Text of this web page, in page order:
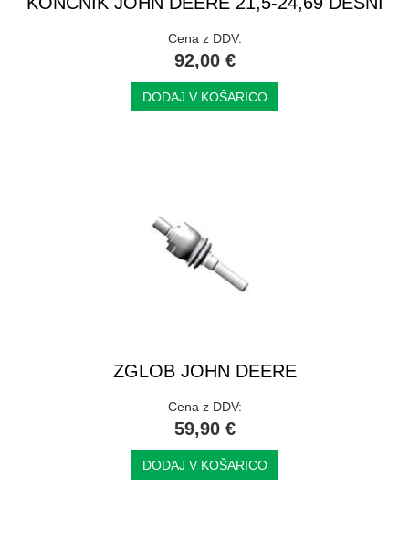
Cena z DDV:
92,00 €
DODAJ V KOŠARICO
ZGLOB JOHN DEERE
Cena z DDV:
59,90 €
DODAJ V KOŠARICO